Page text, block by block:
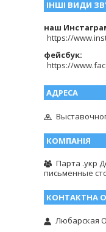
ІНШІ ВИДИ
наш
https://
фейсбук
https://
Парта .укр
письменные
Любарская